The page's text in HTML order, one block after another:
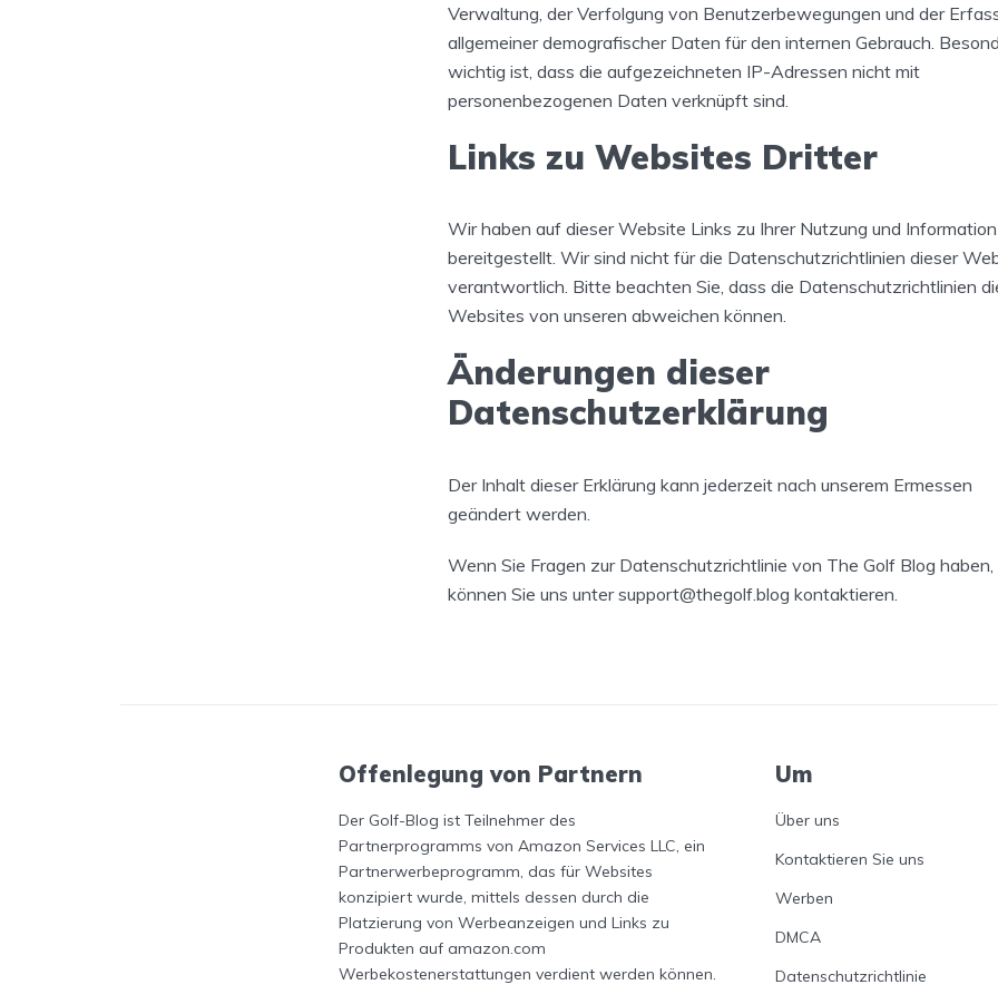
Verwaltung, der Verfolgung von Benutzerbewegungen und der
allgemeiner demografischer Daten für den internen Gebrauch.
wichtig ist, dass die aufgezeichneten IP-Adressen nicht mit
personenbezogenen Daten verknüpft sind.
Links zu Websites Dritter
Wir haben auf dieser Website Links zu Ihrer Nutzung und Information
bereitgestellt. Wir sind nicht für die Datenschutzrichtlinien dieser
verantwortlich. Bitte beachten Sie, dass die Datenschutzrichtlinien
Websites von unseren abweichen können.
Änderungen dieser
Datenschutzerklärung
Der Inhalt dieser Erklärung kann jederzeit nach unserem Ermessen
geändert werden.
Wenn Sie Fragen zur Datenschutzrichtlinie von The Golf Blog haben,
können Sie uns unter support@thegolf.blog kontaktieren.
Offenlegung von Partnern
Der Golf-Blog ist Teilnehmer des
Partnerprogramms von Amazon Services LLC, ein
Partnerwerbeprogramm, das für Websites
konzipiert wurde, mittels dessen durch die
Platzierung von Werbeanzeigen und Links zu
Produkten auf amazon.com
Werbekostenerstattungen verdient werden können.
Um
Über uns
Kontaktieren Sie uns
Werben
DMCA
Datenschutzrichtlinie